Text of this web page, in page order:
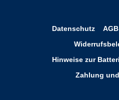
Datenschutz AGB
Hinweise zur
Zahlung